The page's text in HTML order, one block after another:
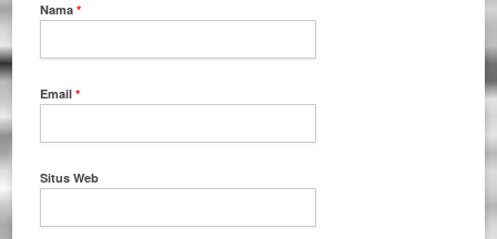
Nama*
Email*
Situs Web